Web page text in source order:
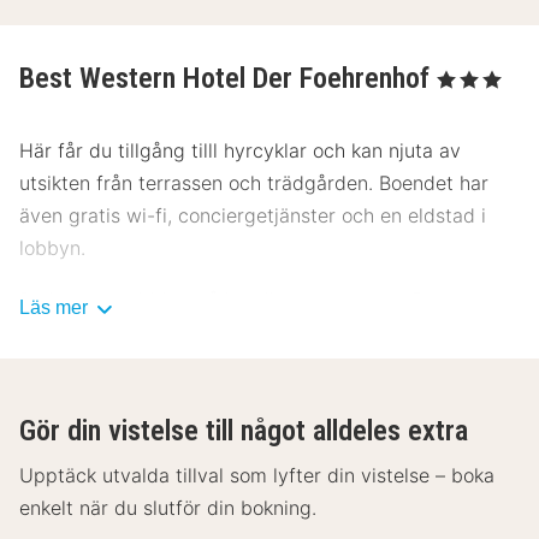
Best Western Hotel Der Foehrenhof , 3 Stjärnor
Här får du tillgång tilll hyrcyklar och kan njuta av
utsikten från terrassen och trädgården. Boendet har
även gratis wi-fi, conciergetjänster och en eldstad i
lobbyn.
Du kan äta middag på hotellets restaurang Restaurant
serveras dagligen mot en avgift från 06.30 till 12.30.
Följande anläggningar är otillgängliga från 31 oktober
2024 till 31 oktober 2024 (datumen kan ändras):
Läs mer
Gör din vistelse till något alldeles extra
Upptäck utvalda tillval som lyfter din vistelse – boka
enkelt när du slutför din bokning.